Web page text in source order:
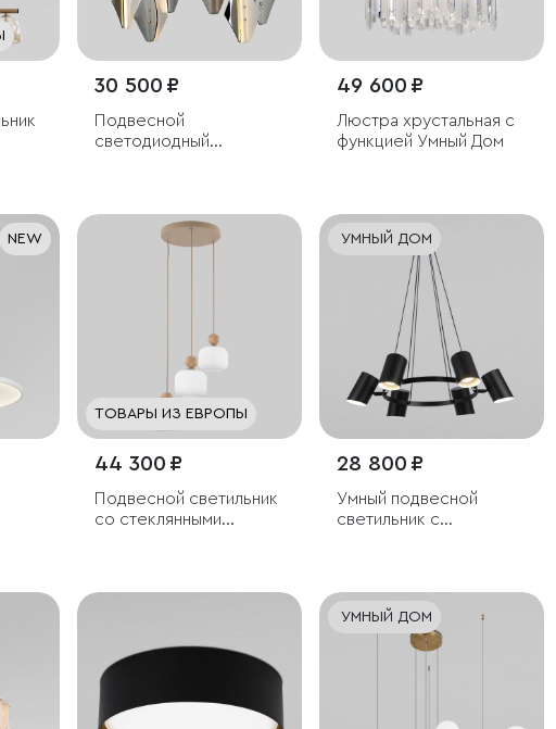
30 500 ₽
Подвесной
светодиодный
49 600 ₽
Люстра хрустальная с
функцией Умный Дом
NEW
ТОВАРЫ ИЗ ЕВРОПЫ
44 300 ₽
Подвесной светильник
со стеклянными
УМНЫЙ ДОМ
28 800 ₽
Умный подвесной
светильник с
УМНЫЙ ДОМ